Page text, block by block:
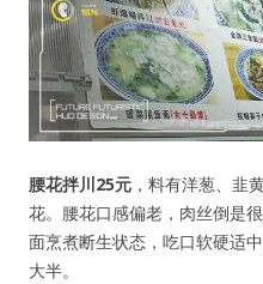
腰花拌川25元 ，料有洋葱、韭
花。腰花口感偏老，肉丝倒是
面烹煮断生状态，吃口软硬适
大半。